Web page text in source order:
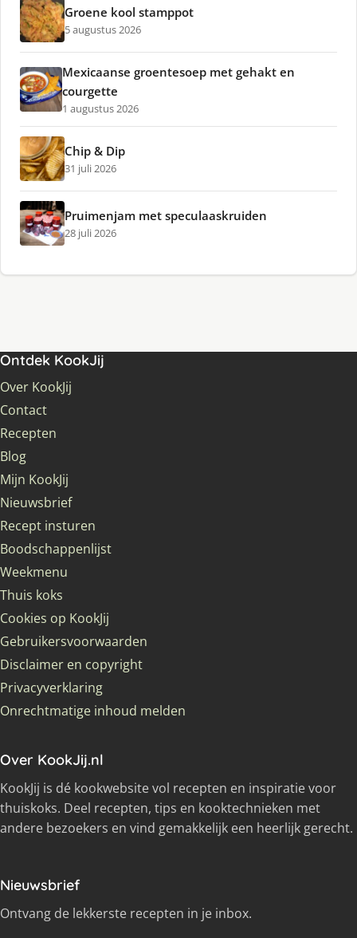
Groene kool stamppot
5 augustus 2026
Mexicaanse groentesoep met gehakt en
courgette
1 augustus 2026
Chip & Dip
31 juli 2026
Pruimenjam met speculaaskruiden
28 juli 2026
Ontdek KookJij
Over KookJij
Contact
Recepten
Blog
Mijn KookJij
Nieuwsbrief
Recept insturen
Boodschappenlijst
Weekmenu
Thuis koks
Cookies op KookJij
Gebruikersvoorwaarden
Disclaimer en copyright
Privacyverklaring
Onrechtmatige inhoud melden
Over KookJij.nl
KookJij is dé kookwebsite vol recepten en inspiratie voor
thuiskoks. Deel recepten, tips en kooktechnieken met
andere bezoekers en vind gemakkelijk een heerlijk gerecht.
Nieuwsbrief
Ontvang de lekkerste recepten in je inbox.